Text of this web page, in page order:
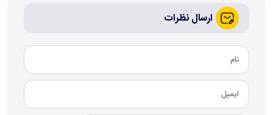
ارسال نظرات